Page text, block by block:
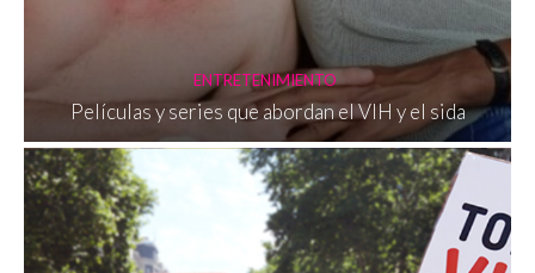
ENTRETENIMIENTO
Películas y series que abordan el VIH y el sida